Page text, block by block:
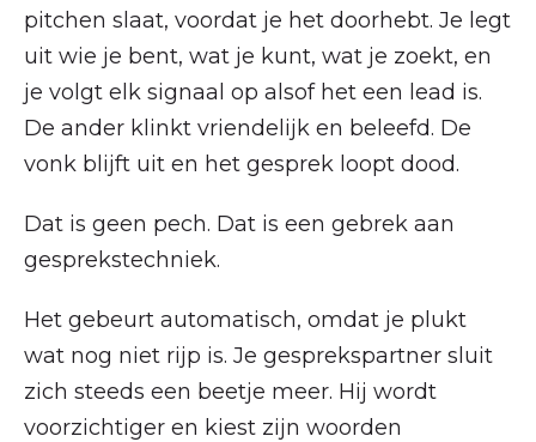
pitchen slaat, voordat je het doorhebt. Je legt
uit wie je bent, wat je kunt, wat je zoekt, en
je volgt elk signaal op alsof het een lead is.
De ander klinkt vriendelijk en beleefd. De
vonk blijft uit en het gesprek loopt dood.
Dat is geen pech. Dat is een gebrek aan
gesprekstechniek.
Het gebeurt automatisch, omdat je plukt
wat nog niet rijp is. Je gesprekspartner sluit
zich steeds een beetje meer. Hij wordt
voorzichtiger en kiest zijn woorden